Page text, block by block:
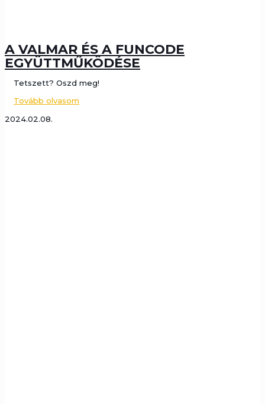
A VALMAR ÉS A FUNCODE
EGYÜTTMŰKÖDÉSE
Tetszett? Oszd meg!
Tovább olvasom
2024.02.08.